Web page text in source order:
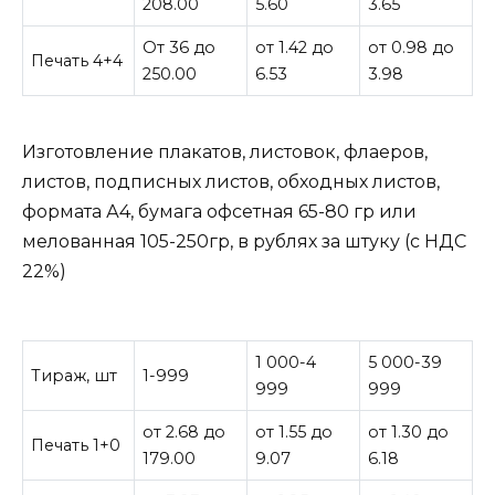
208.00
5.60
3.65
Печать 4+4
От 36 до
250.00
от 1.42 до
6.53
от 0.98 до
3.98
Изготовление плакатов, листовок, флаеров,
листов, подписных листов, обходных листов,
формата А4, бумага офсетная 65-80 гр или
мелованная 105-250гр, в рублях за штуку (с НДС
22%)
Тираж, шт 1-999
1 000-4
999
5 000-39
999
Печать 1+0
от 2.68 до
179.00
от 1.55 до
9.07
от 1.30 до
6.18